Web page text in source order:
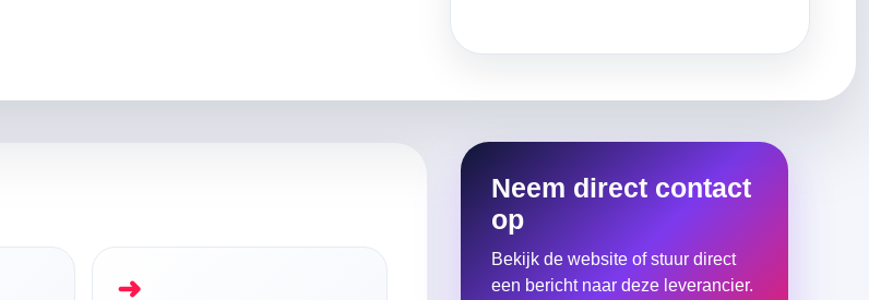
➜
Neem direct contact
op
Bekijk de website of stuur direct
een bericht naar deze leverancier.